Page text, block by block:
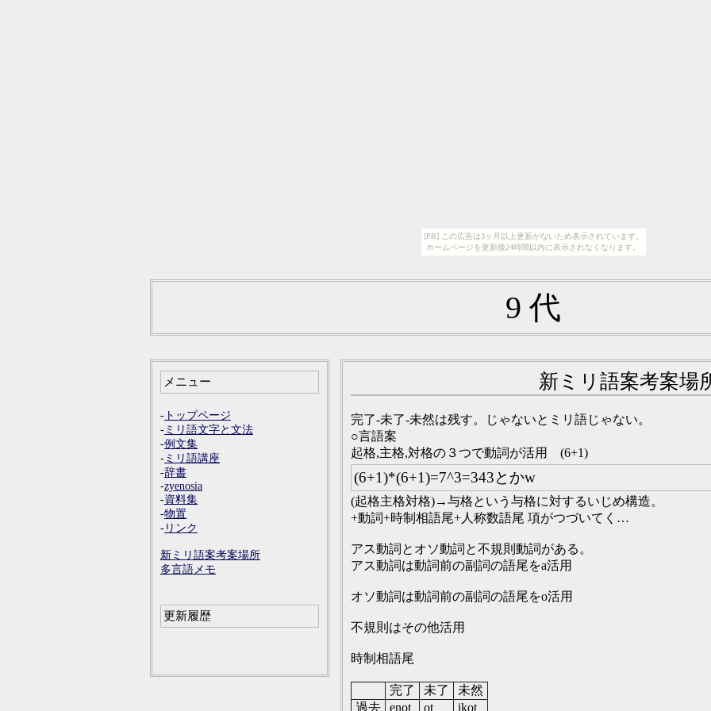
[PR] この広告は3ヶ月以上更新がないため表示されています。
ホームページを更新後24時間以内に表示されなくなります。
9 代
メニュー
- トップページ
- ミリ語文字と文法
-例文集
- ミリ語講座
-辞書
-zyenosia
-資料集
-物置
- リンク
新ミリ語案考案場所
多言語メモ
更新履歴
新ミリ語案考案場
完了-未了-未然は残す。じゃないとミリ語じゃない。
○言語案
起格,主格,対格の３つで動詞が活用 (6+1)
(6+1)*(6+1)=7^3=343とかw
(起格主格対格)→与格という与格に対するいじめ構造。
+動詞+時制相語尾+人称数語尾 項がつづいてく…
アス動詞とオソ動詞と不規則動詞がある。
アス動詞は動詞前の副詞の語尾をa活用
オソ動詞は動詞前の副詞の語尾をo活用
不規則はその他活用
時制相語尾
完了 未了
未然
過去
enot ot ikot